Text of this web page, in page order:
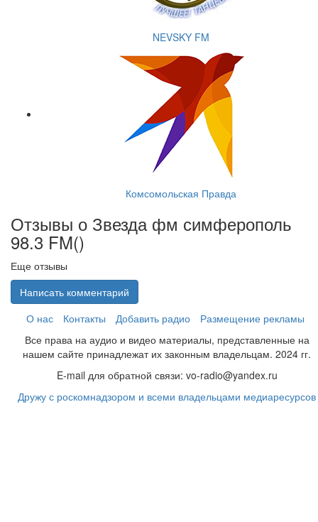
NEVSKY FM
Комсомольская Правда
Отзывы о Звезда фм симферополь
98.3 FM()
Еще отзывы
Написать комментарий
О нас
Контакты Добавить радио
Размещение рекламы
Все права на аудио и видео материалы, представленные на
нашем сайте принадлежат их законным владельцам. 2024 гг.
E-mail для обратной связи: vo-radio@yandex.ru
Дружу с роскомнадзором и всеми владельцами медиаресурсов